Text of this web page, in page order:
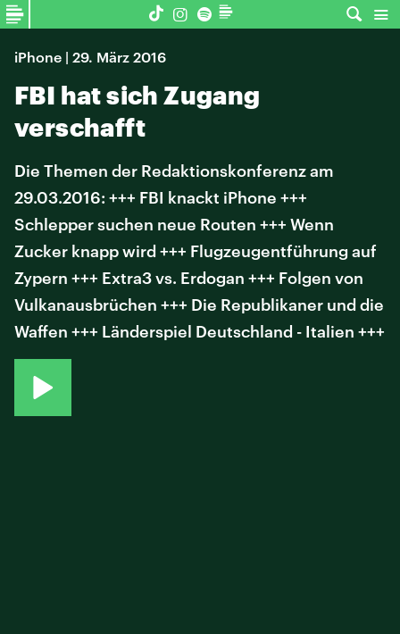
iPhone | 29. März 2016
FBI hat sich Zugang
verschafft
Die Themen der Redaktionskonferenz am
29.03.2016: +++ FBI knackt iPhone +++
Schlepper suchen neue Routen +++ Wenn
Zucker knapp wird +++ Flugzeugentführung auf
Zypern +++ Extra3 vs. Erdogan +++ Folgen von
Vulkanausbrüchen +++ Die Republikaner und die
Waffen +++ Länderspiel Deutschland - Italien +++